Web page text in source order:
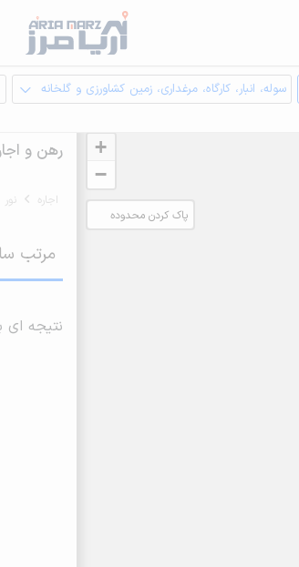
سوله، انبار، کارگاه، مرغداری، زمین کشاورزی و گلخانه
+
−
پاک کردن محدوده
رهن و
اجاره نور
مرتب
نتیجه